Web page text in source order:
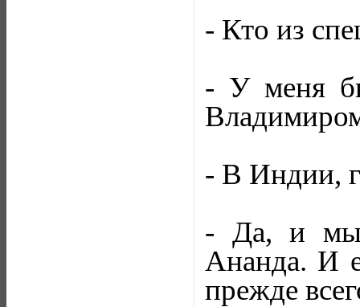
- Кто из
- У меня
- В Индии,
- Да, и мы
Ананда. И
прежде